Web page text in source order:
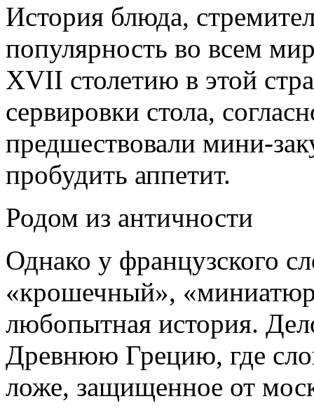
История блюда,
популярность во всем
XVII столетию в этой
сервировки стола,
предшествовали мини-
пробудить аппетит.
Родом из античности
Однако у французского
«крошечный»,
любопытная история.
Древнюю Грецию, где
ложе, защищенное от